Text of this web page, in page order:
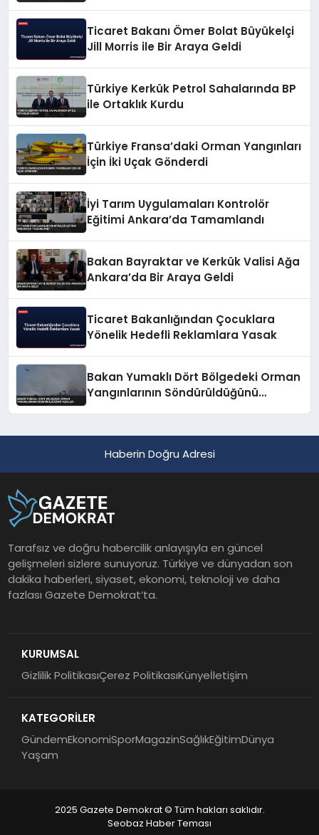
Ticaret Bakanı Ömer Bolat Büyükelçi
Jill Morris ile Bir Araya Geldi
Türkiye Kerkük Petrol Sahalarında BP
ile Ortaklık Kurdu
Türkiye Fransa’daki Orman Yangınları
İçin İki Uçak Gönderdi
İyi Tarım Uygulamaları Kontrolör
Eğitimi Ankara’da Tamamlandı
Bakan Bayraktar ve Kerkük Valisi Ağa
Ankara’da Bir Araya Geldi
Ticaret Bakanlığından Çocuklara
Yönelik Hedefli Reklamlara Yasak
Bakan Yumaklı Dört Bölgedeki Orman
Yangınlarının Söndürüldüğünü
Haberin Doğru Adresi
Tarafsız ve doğru habercilik anlayışıyla en güncel
gelişmeleri sizlere sunuyoruz. Türkiye ve dünyadan son
dakika haberleri, siyaset, ekonomi, teknoloji ve daha
fazlası Gazete Demokrat’ta.
KURUMSAL
Gizlilik PolitikasıÇerez PolitikasıKünyeİletişim
KATEGORİLER
GündemEkonomiSporMagazinSağlıkEğitimDünya
Yaşam
2025 Gazete Demokrat © Tüm hakları saklıdır.
Seobaz Haber Teması